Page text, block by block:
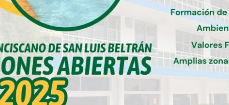
Contáctenos